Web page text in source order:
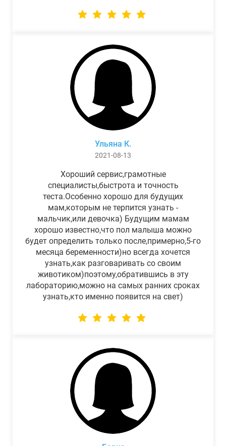
Ульяна К.
2021-08-13
Хороший сервис,грамотные
специалисты,быстрота и точность
теста.Особенно хорошо для будущих
мам,которым не терпится узнать -
мальчик,или девочка) Будущим мамам
хорошо известно,что пол малыша можно
будет определить только после,примерно,5-го
месяца беременности)но всегда хочется
узнать,как разговаривать со своим
животиком)поэтому,обратившись в эту
лабораторию,можно на самых ранних сроках
узнать,кто именно появится на свет)